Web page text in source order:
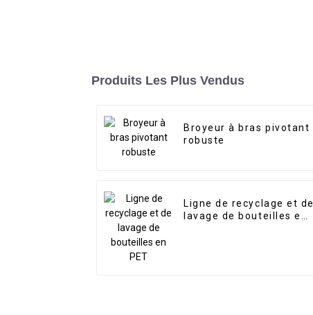
Produits Les Plus Vendus
Broyeur à bras pivotant
robuste
Ligne de recyclage et de
lavage de bouteilles en